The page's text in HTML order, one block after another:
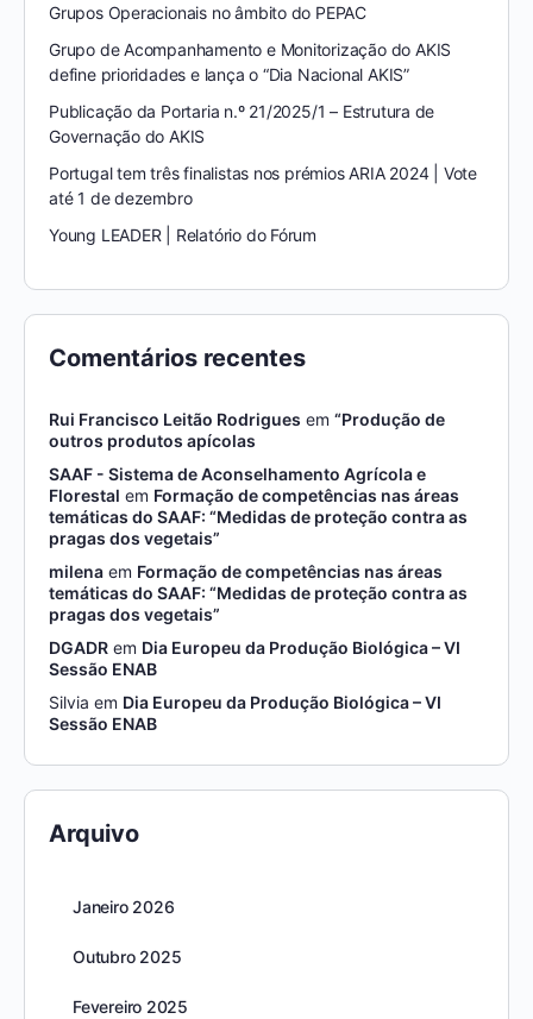
Grupos Operacionais no âmbito do PEPAC
Grupo de Acompanhamento e Monitorização do AKIS
define prioridades e lança o “Dia Nacional AKIS”
Publicação da Portaria n.º 21/2025/1 – Estrutura de
Governação do AKIS
Portugal tem três finalistas nos prémios ARIA 2024 | Vote
até 1 de dezembro
Young LEADER | Relatório do Fórum
Comentários recentes
Rui Francisco Leitão Rodrigues em “Produção de
outros produtos apícolas
SAAF - Sistema de Aconselhamento Agrícola e
Florestal em Formação de competências nas áreas
temáticas do SAAF: “Medidas de proteção contra as
pragas dos vegetais”
milena em Formação de competências nas áreas
temáticas do SAAF: “Medidas de proteção contra as
pragas dos vegetais”
DGADR em Dia Europeu da Produção Biológica – VI
Sessão ENAB
Silvia em Dia Europeu da Produção Biológica – VI
Sessão ENAB
Arquivo
Janeiro 2026
Outubro 2025
Fevereiro 2025